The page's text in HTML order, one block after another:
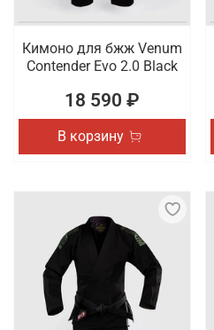
Кимоно для бжж Venum
Contender Evo 2.0 Black
18 590 ₽
В корзину